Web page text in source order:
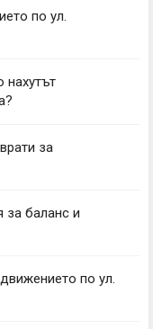
по ул.
за
за баланс и
по ул.